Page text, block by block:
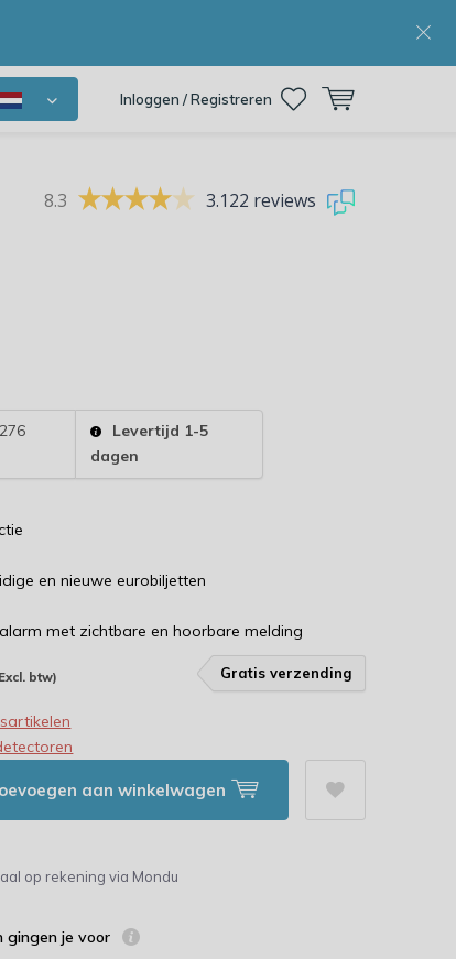
Inloggen / Registreren
8.3 3.122 reviews
Levertijd 1-5
dagen
en nieuwe eurobiljetten
met zichtbare en hoorbare melding
btw) Gratis verzending
aan winkelwagen
op rekening via Mondu
gingen je voor